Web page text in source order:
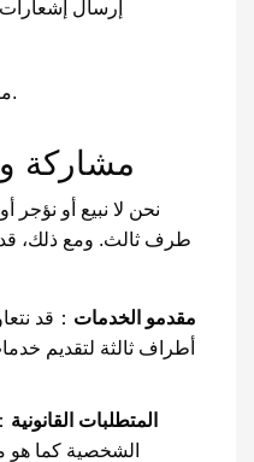
إرسال إشعارات
منع الاحتيال وضمان الأمان.
مشاركة
نحن لا نبيع أو نؤجر
طرف ثالث. ومع ذلك،
مقدمو الخدمات ：قد
أطراف ثالثة لتقديم
المتطلبات القانونية
الشخصية كما هو